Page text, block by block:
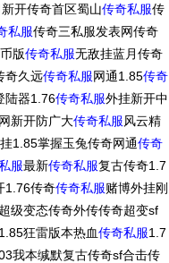
开传奇首区蜀山传奇私服传
私服传奇三私服发表网传奇
版传奇私服无敌挂蓝月传奇
奇久远传奇私服网通1.85传奇
陆器1.76传奇私服外挂新开中
新开防广大传奇私服风云精
1.85掌握玉兔传奇网通传奇
服最新传奇私服复古传奇1.7
1.76传奇传奇私服赌博外挂刚
级变态传奇外传传奇超变sf
狂雷版本热血传奇私服1.7
我本缄默复古传奇sf合击传